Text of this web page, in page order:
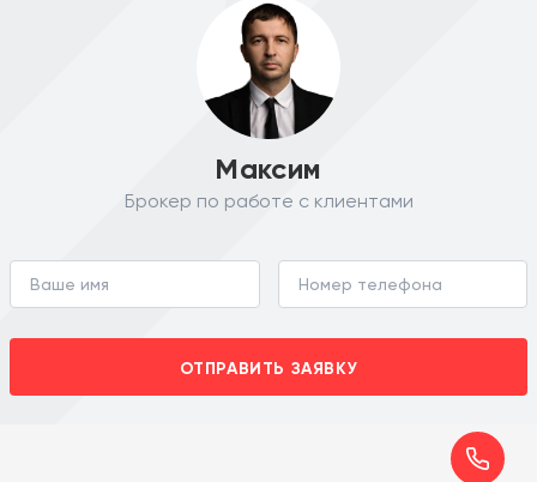
Максим
Брокер по работе с клиентами
ОТПРАВИТЬ ЗАЯВКУ